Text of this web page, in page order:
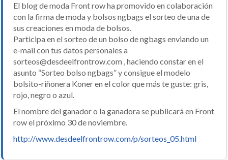
El blog de moda Front row ha promovido en colaboración
con la firma de moda y bolsos ngbags el sorteo de una de
sus creaciones en moda de bolsos.
Participa en el sorteo de un bolso de ngbags enviando un
e-mail con tus datos personales a
sorteos@desdeelfrontrow.com , haciendo constar en el
asunto “Sorteo bolso ngbags” y consigue el modelo
bolsito-riñonera Koner en el color que más te guste: gris,
rojo, negro o azul.
El nombre del ganador o la ganadora se publicará en Front
row el próximo 30 de noviembre.
http://www.desdeelfrontrow.com/p/sorteos_05.html